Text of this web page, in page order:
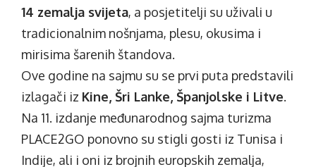
14 zemalja svijeta, a posjetitelji su uživali u
tradicionalnim nošnjama, plesu, okusima i
mirisima šarenih štandova.
Ove godine na sajmu su se prvi puta predstavili
izlagači iz Kine, Šri Lanke, Španjolske i Litve.
Na 11. izdanje međunarodnog sajma turizma
PLACE2GO ponovno su stigli gosti iz Tunisa i
Indije, ali i oni iz brojnih europskih zemalja,